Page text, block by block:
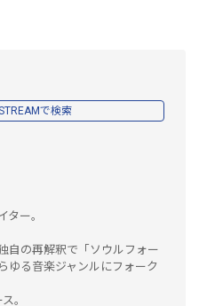
で検索
ー。
自の再解釈で「ソウルフォー
ゆる音楽ジャンルにフォーク
。